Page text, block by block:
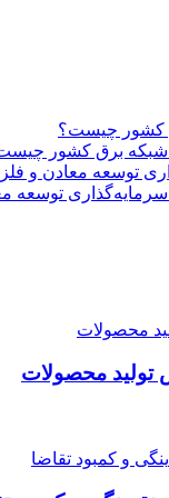
شبکه برق کشور
توسعه
تولید محصولات